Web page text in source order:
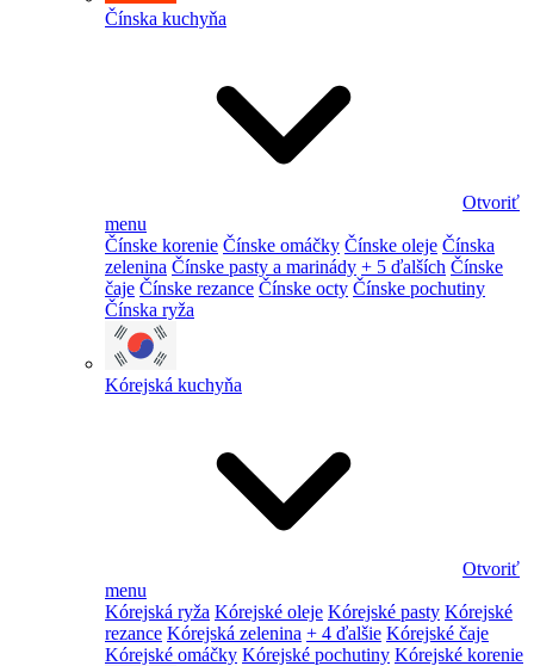
Čínska kuchyňa
Otvoriť
menu
Čínske korenie Čínske omáčky Čínske oleje Čínska
zelenina Čínske pasty a marinády + 5 ďalších Čínske
čaje Čínske rezance Čínske octy Čínske pochutiny
Čínska ryža
Kórejská kuchyňa
Otvoriť
menu
Kórejská ryža Kórejské oleje Kórejské pasty Kórejské
rezance Kórejská zelenina + 4 ďalšie Kórejské čaje
Kórejské omáčky Kórejské pochutiny Kórejské korenie